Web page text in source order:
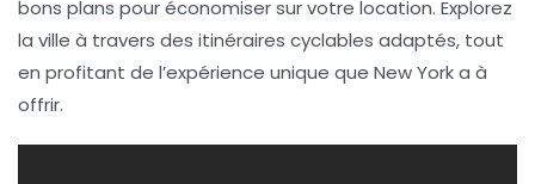
bons plans pour économiser sur votre location. Explorez
la ville à travers des itinéraires cyclables adaptés, tout
en profitant de l’expérience unique que New York a à
offrir.